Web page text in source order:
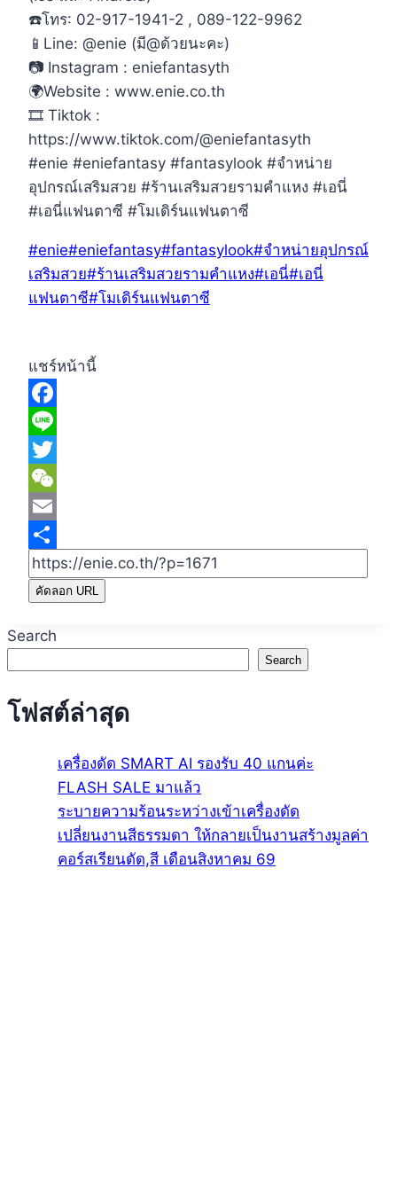
☎️โทร: 02-917-1941-2 , 089-122-9962
📱Line: @enie (มี@ด้วยนะคะ)
📷 Instagram : eniefantasyth
🌍Website : www.enie.co.th
🎞 Tiktok :
https://www.tiktok.com/@eniefantasyth
#enie #eniefantasy #fantasylook #จำหน่าย
อุปกรณ์เสริมสวย #ร้านเสริมสวยรามคำแหง #เอนี่
#เอนี่แฟนตาซี #โมเดิร์นแฟนตาซี
Post
Tags:
#enie#eniefantasy#fantasylook#จำหน่ายอุปกรณ์
เสริมสวย#ร้านเสริมสวยรามคำแหง#เอนี่#เอนี่
แฟนตาซี#โมเดิร์นแฟนตาซี
แชร์หน้านี้
Facebook
Line
Twitter
WeChat
Email
Share
คัดลอก URL
Search
Search
โฟสต์ล่าสุด
เครื่องดัด SMART AI รองรับ 40 แกนค่ะ
FLASH SALE มาแล้ว
ระบายความร้อนระหว่างเข้าเครื่องดัด
เปลี่ยนงานสีธรรมดา ให้กลายเป็นงานสร้างมูลค่า
คอร์สเรียนดัด,สี เดือนสิงหาคม 69